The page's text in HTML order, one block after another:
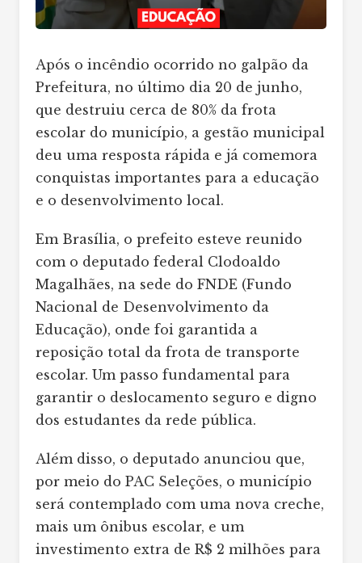
Após o incêndio ocorrido no galpão da
Prefeitura, no último dia 20 de junho,
que destruiu cerca de 80% da frota
escolar do município, a gestão municipal
deu uma resposta rápida e já comemora
conquistas importantes para a educação
e o desenvolvimento local.
Em Brasília, o prefeito esteve reunido
com o deputado federal Clodoaldo
Magalhães, na sede do FNDE (Fundo
Nacional de Desenvolvimento da
Educação), onde foi garantida a
reposição total da frota de transporte
escolar. Um passo fundamental para
garantir o deslocamento seguro e digno
dos estudantes da rede pública.
Além disso, o deputado anunciou que,
por meio do PAC Seleções, o município
será contemplado com uma nova creche,
mais um ônibus escolar, e um
investimento extra de R$ 2 milhões para